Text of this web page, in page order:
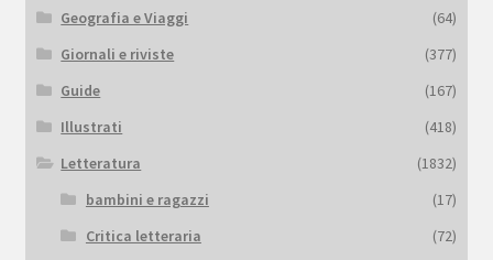
Geografia e Viaggi
(64)
Giornali e riviste
(377)
Guide
(167)
Illustrati
(418)
Letteratura
(1832)
bambini e ragazzi
(17)
Critica letteraria
(72)